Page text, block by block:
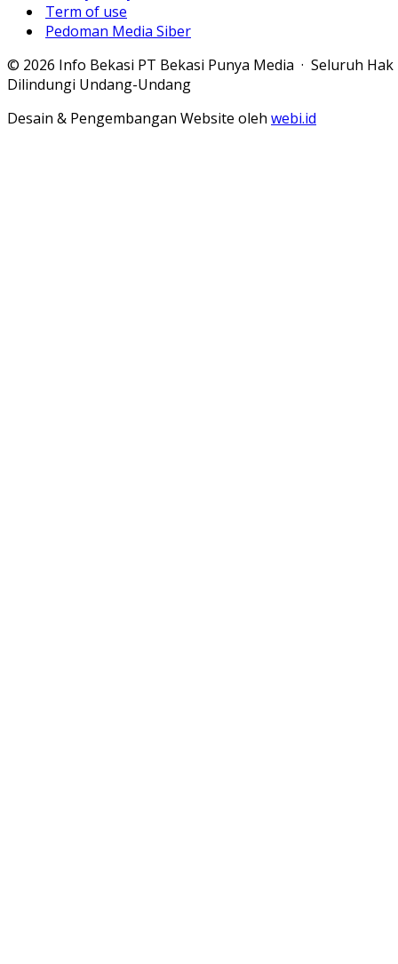
Term of use
Pedoman Media Siber
© 2026 Info Bekasi PT Bekasi Punya Media · Seluruh Hak
Dilindungi Undang-Undang
Desain & Pengembangan Website oleh webi.id